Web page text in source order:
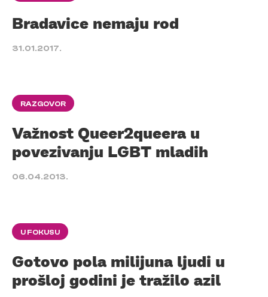
Bradavice nemaju rod
31.01.2017.
RAZGOVOR
Važnost Queer2queera u
povezivanju LGBT mladih
06.04.2013.
U FOKUSU
Gotovo pola milijuna ljudi u
prošloj godini je tražilo azil